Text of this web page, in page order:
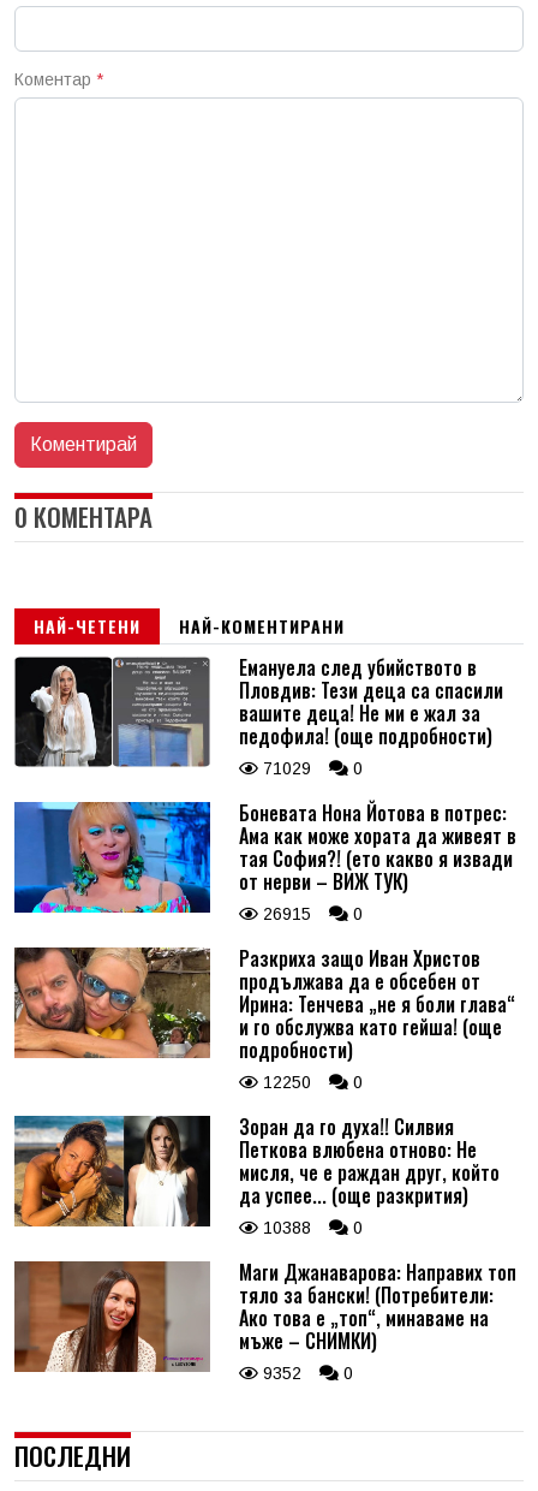
Коментар *
0 КОМЕНТАРА
НАЙ-ЧЕТЕНИ НАЙ-КОМЕНТИРАНИ
Емануела след убийството в
Пловдив: Тези деца са спасили
вашите деца! Не ми е жал за
педофила! (още подробности)
71029 0
Боневата Нона Йотова в потрес:
Ама как може хората да живеят в
тая София?! (ето какво я извади
от нерви – ВИЖ ТУК)
26915 0
Разкриха защо Иван Христов
продължава да е обсебен от
Ирина: Тенчева „не я боли глава“
и го обслужва като гейша! (още
подробности)
12250 0
Зоран да го духа!! Силвия
Петкова влюбена отново: Не
мисля, че е раждан друг, който
да успее... (още разкрития)
10388 0
Маги Джанаварова: Направих топ
тяло за бански! (Потребители:
Ако това е „топ“, минаваме на
мъже – СНИМКИ)
9352 0
ПОСЛЕДНИ